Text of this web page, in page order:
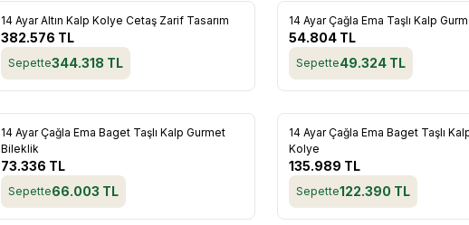
Favorilere Ekle
14 Ayar Altın Kalp Kolye Cetaş Zarif Tasarım
382.576 TL
Sepette344.318 TL
Favorilere Ekle
14 Ayar Çağla Ema Taşlı Kalp
54.804 TL
Sepette49.324 TL
Favorilere Ekle
14 Ayar Çağla Ema Baget Taşlı Kalp Gurmet
Bileklik
73.336 TL
Sepette66.003 TL
Favorilere Ekle
14 Ayar Çağla Ema Baget Taşlı
Kolye
135.989 TL
Sepette122.390 TL